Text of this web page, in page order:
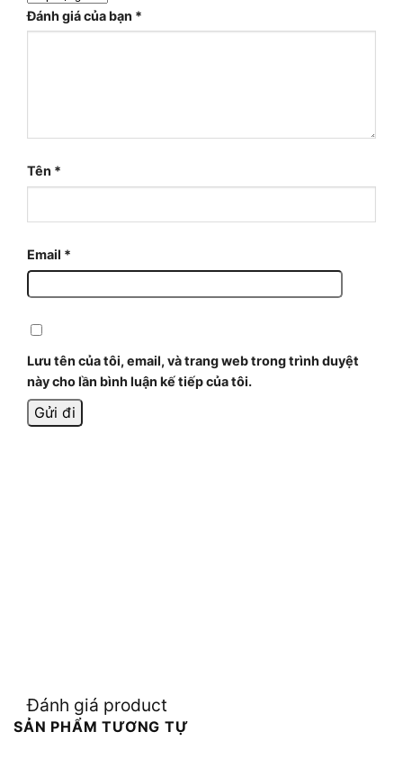
Đánh giá của bạn *
Tên *
Email *
Lưu tên của tôi, email, và trang web trong trình duyệt
này cho lần bình luận kế tiếp của tôi.
Đánh giá product
SẢN PHẨM TƯƠNG TỰ